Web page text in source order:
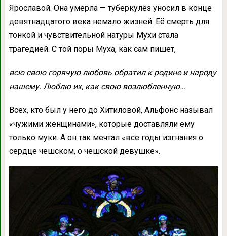
Ярославой. Она умерла — туберкулёз уносил в конце
девятнадцатого века немало жизней. Её смерть для
тонкой и чувствительной натуры Мухи стала
трагедией. С той поры Муха, как сам пишет,
всю свою горячую любовь обратил к родине и народу
нашему. Люблю их, как свою возлюбленную…
Всех, кто был у него до Хитиловой, Альфонс называл
«чужими женщинами», которые доставляли ему
только муки. А он так мечтал «все годы изгнания о
сердце чешском, о чешской девушке».